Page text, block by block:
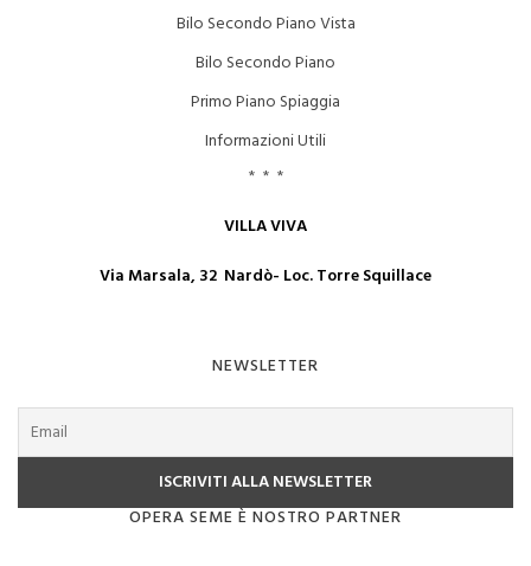
Bilo Secondo Piano Vista
Bilo Secondo Piano
Primo Piano Spiaggia
Informazioni Utili
* * *
VILLA VIVA
Via Marsala, 32 Nardò- Loc. Torre Squillace
NEWSLETTER
OPERA SEME È NOSTRO PARTNER